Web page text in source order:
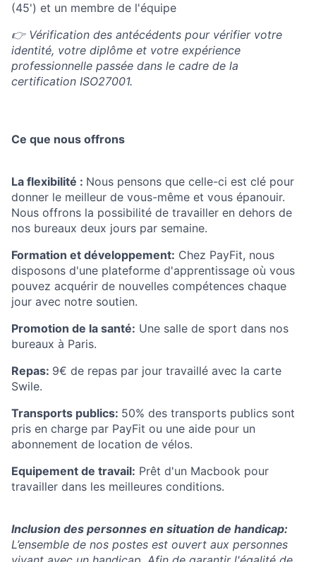
(45') et un membre de l'équipe
👉 Vérification des antécédents pour vérifier votre
identité, votre diplôme et votre expérience
professionnelle passée dans le cadre de la
certification ISO27001.
Ce que nous offrons
La flexibilité : Nous pensons que celle-ci est clé pour
donner le meilleur de vous-même et vous épanouir.
Nous offrons la possibilité de travailler en dehors de
nos bureaux deux jours par semaine.
Formation et développement: Chez PayFit, nous
disposons d'une plateforme d'apprentissage où vous
pouvez acquérir de nouvelles compétences chaque
jour avec notre soutien.
Promotion de la santé: Une salle de sport dans nos
bureaux à Paris.
Repas: 9€ de repas par jour travaillé avec la carte
Swile.
Transports publics: 50% des transports publics sont
pris en charge par PayFit ou une aide pour un
abonnement de location de vélos.
Equipement de travail: Prêt d'un Macbook pour
travailler dans les meilleures conditions.
Inclusion des personnes en situation de handicap:
L’ensemble de nos postes est ouvert aux personnes